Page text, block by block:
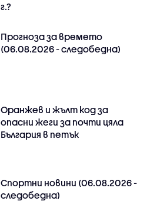
г.?
Прогноза за времето
(06.08.2026 - следобедна)
Оранжев и жълт код за
опасни жеги за почти цяла
България в петък
Спортни новини (06.08.2026 -
следобедна)